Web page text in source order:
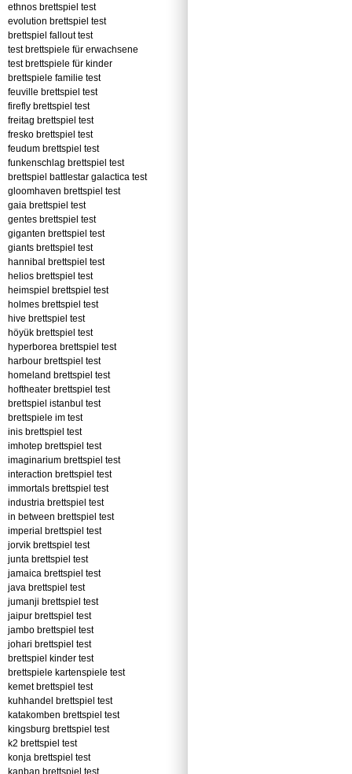
ethnos brettspiel test
evolution brettspiel test
brettspiel fallout test
test brettspiele für erwachsene
test brettspiele für kinder
brettspiele familie test
feuville brettspiel test
firefly brettspiel test
freitag brettspiel test
fresko brettspiel test
feudum brettspiel test
funkenschlag brettspiel test
brettspiel battlestar galactica test
gloomhaven brettspiel test
gaia brettspiel test
gentes brettspiel test
giganten brettspiel test
giants brettspiel test
hannibal brettspiel test
helios brettspiel test
heimspiel brettspiel test
holmes brettspiel test
hive brettspiel test
höyük brettspiel test
hyperborea brettspiel test
harbour brettspiel test
homeland brettspiel test
hoftheater brettspiel test
brettspiel istanbul test
brettspiele im test
inis brettspiel test
imhotep brettspiel test
imaginarium brettspiel test
interaction brettspiel test
immortals brettspiel test
industria brettspiel test
in between brettspiel test
imperial brettspiel test
jorvik brettspiel test
junta brettspiel test
jamaica brettspiel test
java brettspiel test
jumanji brettspiel test
jaipur brettspiel test
jambo brettspiel test
johari brettspiel test
brettspiel kinder test
brettspiele kartenspiele test
kemet brettspiel test
kuhhandel brettspiel test
katakomben brettspiel test
kingsburg brettspiel test
k2 brettspiel test
konja brettspiel test
kanban brettspiel test